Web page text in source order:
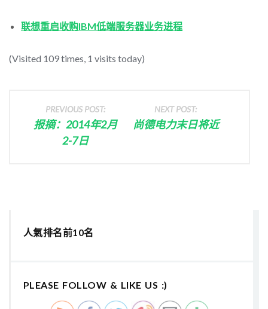
联想重启收购IBM低端服务器业务进程
(Visited 109 times, 1 visits today)
PREVIOUS POST:
报摘：2014年2月
2-7日
NEXT POST:
尚德电力末日将近
人氣排名前10名
PLEASE FOLLOW & LIKE US :)